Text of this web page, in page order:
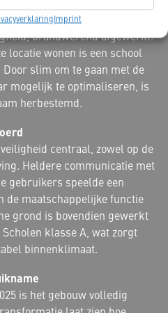
Imprint
volgens de laatste wet- en
brandwerend afgewerkt.
locatie wonen is een school
slim om te gaan met de
mogelijk te optimaliseren, is
herbestemd.
centraal, zowel op de
Heldere communicatie met
gebruikers speelde een
de maatschappelijke functie
grond is bovendien gewerkt
klasse A, wat zorgt
binnenklimaat.
is het gebouw volledig